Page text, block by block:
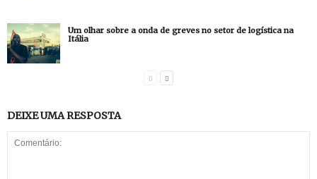
Um olhar sobre a onda de greves no setor de logística na
Itália
DEIXE UMA RESPOSTA